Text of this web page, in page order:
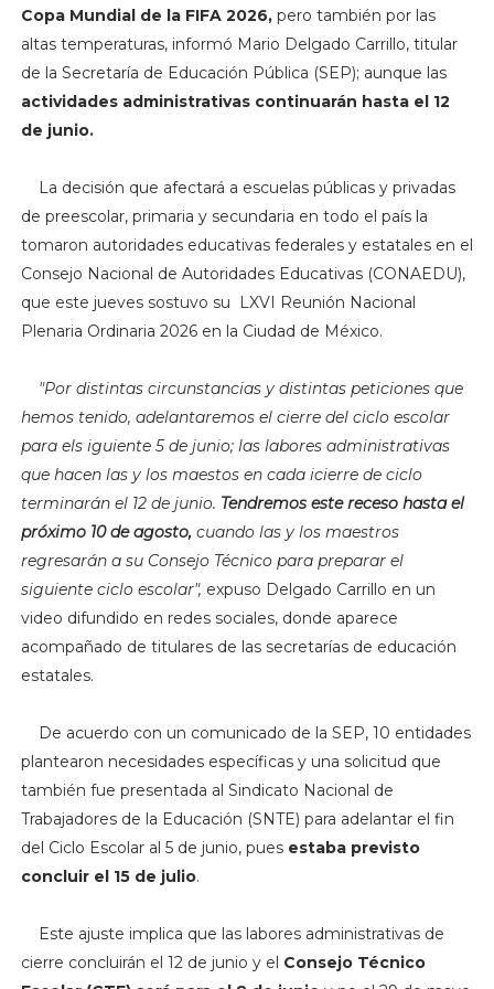
Copa Mundial de la FIFA 2026,pero también por las
altas temperaturas, informó Mario Delgado Carrillo, titular
de la Secretaría de Educación Pública (SEP); aunque las
actividades administrativas continuarán hasta el 12
de junio.
La decisión que afectará a escuelas públicas y privadas
de preescolar, primaria y secundaria en todo el país la
tomaron autoridades educativas federales y estatales en el
Consejo Nacional de Autoridades Educativas (CONAEDU),
que este jueves sostuvo su
LXVI Reunión Nacional
Plenaria Ordinaria 2026 en la Ciudad de México.
"Por distintas circunstancias y distintas peticiones que
hemos tenido, adelantaremos el cierre del ciclo escolar
para els iguiente 5 de junio; las labores administrativas
que hacen las y los maestos en cada icierre de ciclo
terminarán el 12 de junio. Tendremos este receso hasta el
próximo 10 de agosto,cuando las y los maestros
regresarán a su Consejo Técnico para preparar el
siguiente ciclo escolar", expuso Delgado Carrillo en un
video difundido en redes sociales, donde aparece
acompañado de titulares de las secretarías de educación
estatales.
De acuerdo con un comunicado de la SEP, 10 entidades
plantearon necesidades específicas y una solicitud que
también fue presentada al Sindicato Nacional de
Trabajadores de la Educación (SNTE) para adelantar el fin
del Ciclo Escolar al 5 de junio, puesestaba previsto
concluir el 15 de julio.
Este ajuste implica que las labores administrativas de
cierre concluirán el 12 de junio y el Consejo Técnico